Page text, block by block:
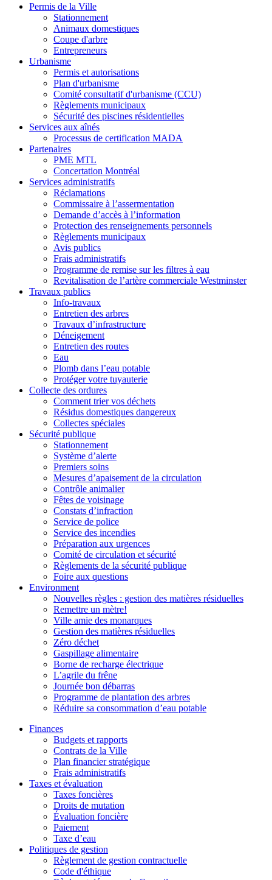
Permis de la Ville
Stationnement
Animaux domestiques
Coupe d'arbre
Entrepreneurs
Urbanisme
Permis et autorisations
Plan d'urbanisme
Comité consultatif d'urbanisme (CCU)
Règlements municipaux
Sécurité des piscines résidentielles
Services aux aînés
Processus de certification MADA
Partenaires
PME MTL
Concertation Montréal
Services administratifs
Réclamations
Commissaire à l’assermentation
Demande d’accès à l’information
Protection des renseignements personnels
Règlements municipaux
Avis publics
Frais administratifs
Programme de remise sur les filtres à eau
Revitalisation de l’artère commerciale Westminster
Travaux publics
Info-travaux
Entretien des arbres
Travaux d’infrastructure
Déneigement
Entretien des routes
Eau
Plomb dans l’eau potable
Protéger votre tuyauterie
Collecte des ordures
Comment trier vos déchets
Résidus domestiques dangereux
Collectes spéciales
Sécurité publique
Stationnement
Système d’alerte
Premiers soins
Mesures d’apaisement de la circulation
Contrôle animalier
Fêtes de voisinage
Constats d’infraction
Service de police
Service des incendies
Préparation aux urgences
Comité de circulation et sécurité
Règlements de la sécurité publique
Foire aux questions
Environment
Nouvelles règles : gestion des matières résiduelles
Remettre un mètre!
Ville amie des monarques
Gestion des matières résiduelles
Zéro déchet
Gaspillage alimentaire
Borne de recharge électrique
L’agrile du frêne
Journée bon débarras
Programme de plantation des arbres
Réduire sa consommation d’eau potable
Finances
Budgets et rapports
Contrats de la Ville
Plan financier stratégique
Frais administratifs
Taxes et évaluation
Taxes foncières
Droits de mutation
Évaluation foncière
Paiement
Taxe d’eau
Politiques de gestion
Règlement de gestion contractuelle
Code d'éthique